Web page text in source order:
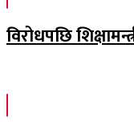
विरोधपछि